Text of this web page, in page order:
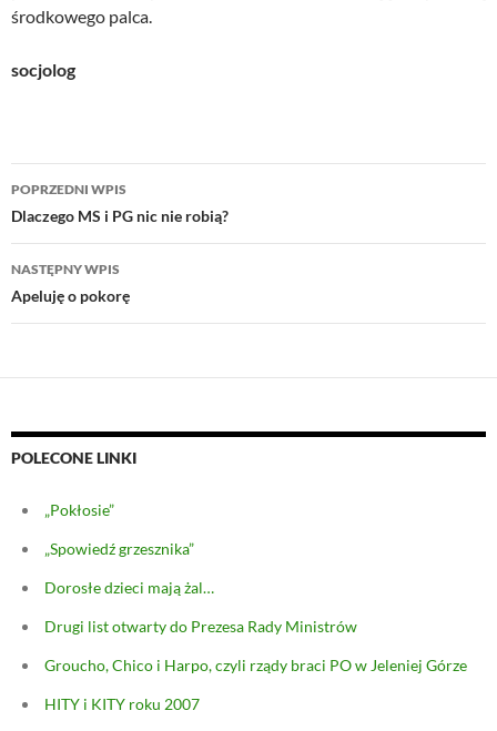
środkowego palca.
socjolog
Nawigacja
wpisu
POPRZEDNI WPIS
Dlaczego MS i PG nic nie robią?
NASTĘPNY WPIS
Apeluję o pokorę
POLECONE LINKI
„Pokłosie”
„Spowiedź grzesznika”
Dorosłe dzieci mają żal…
Drugi list otwarty do Prezesa Rady Ministrów
Groucho, Chico i Harpo, czyli rządy braci PO w Jeleniej Górze
HITY i KITY roku 2007